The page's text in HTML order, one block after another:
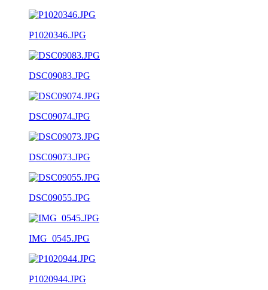
P1020346.JPG
DSC09083.JPG
DSC09074.JPG
DSC09073.JPG
DSC09055.JPG
IMG_0545.JPG
P1020944.JPG